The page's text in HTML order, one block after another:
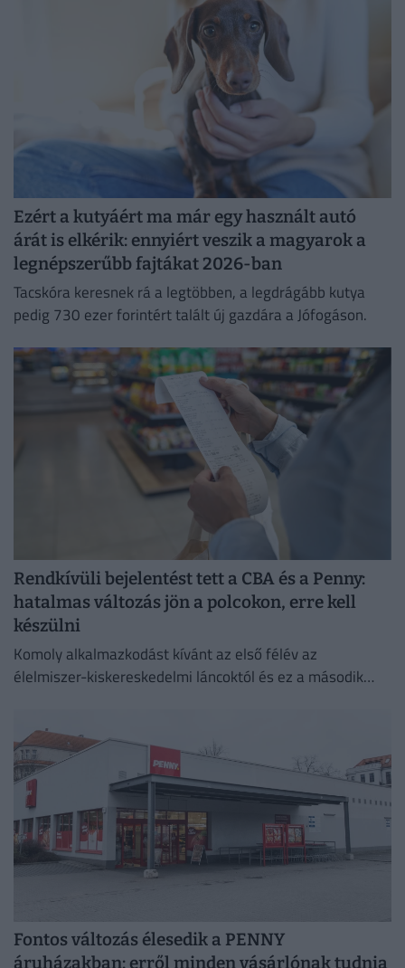
Ezért a kutyáért ma már egy használt autó
árát is elkérik: ennyiért veszik a magyarok a
legnépszerűbb fajtákat 2026-ban
Tacskóra keresnek rá a legtöbben, a legdrágább kutya
pedig 730 ezer forintért talált új gazdára a Jófogáson.
Rendkívüli bejelentést tett a CBA és a Penny:
hatalmas változás jön a polcokon, erre kell
készülni
Komoly alkalmazkodást kívánt az első félév az
élelmiszer-kiskereskedelmi láncoktól és ez a második
Fontos változás élesedik a PENNY
áruházakban: erről minden vásárlónak tudnia